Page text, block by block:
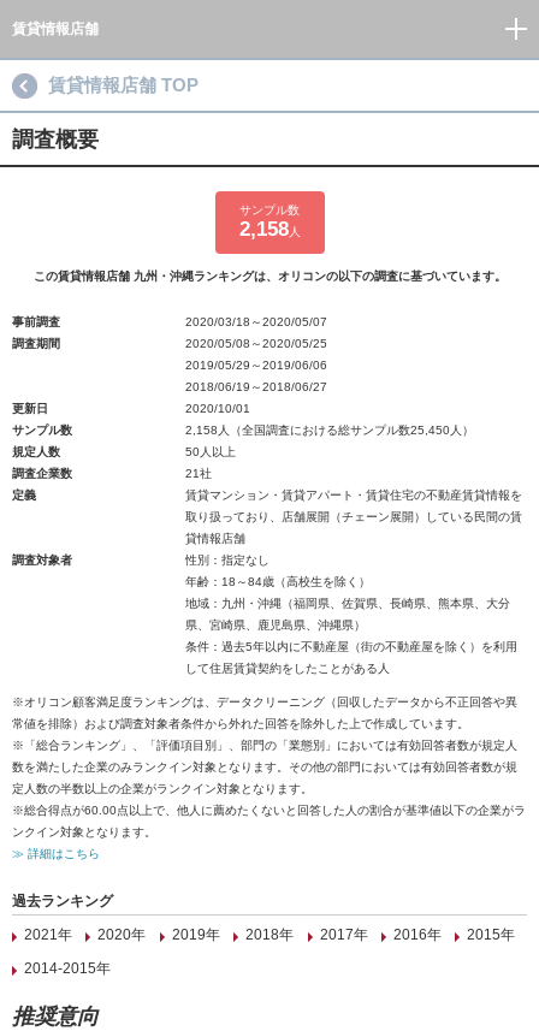
賃貸情報店舗
賃貸情報店舗 TOP
調査概要
サンプル数
2,158人
この賃貸情報店舗 九州・沖縄ランキングは、オリコンの以下の調査に基づいています。
事前調査
2020/03/18～2020/05/07
調査期間
2020/05/08～2020/05/25
2019/05/29～2019/06/06
2018/06/19～2018/06/27
更新日
2020/10/01
サンプル数
2,158人（全国調査における総サンプル数25,450人）
規定人数
50人以上
調査企業数
21社
定義
賃貸マンション・賃貸アパート・賃貸住宅の不動産賃貸情報を
取り扱っており、店舗展開（チェーン展開）している民間の賃
貸情報店舗
調査対象者
性別：指定なし
年齢：18～84歳（高校生を除く）
地域：九州・沖縄（福岡県、佐賀県、長崎県、熊本県、大分
県、宮崎県、鹿児島県、沖縄県）
条件：過去5年以内に不動産屋（街の不動産屋を除く）を利用
して住居賃貸契約をしたことがある人
※オリコン顧客満足度ランキングは、データクリーニング（回収したデータから不正回答や異
常値を排除）および調査対象者条件から外れた回答を除外した上で作成しています。
※「総合ランキング」、「評価項目別」、部門の「業態別」においては有効回答者数が規定人
数を満たした企業のみランクイン対象となります。その他の部門においては有効回答者数が規
定人数の半数以上の企業がランクイン対象となります。
※総合得点が60.00点以上で、他人に薦めたくないと回答した人の割合が基準値以下の企業がラ
ンクイン対象となります。
≫ 詳細はこちら
過去ランキング
2021年
2020年 2019年 2018年 2017年 2016年
2015年
2014-2015年
推奨意向